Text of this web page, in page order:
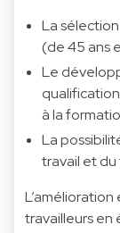
La
(de 45 ans
Le
à la
La
travail et du
travailleurs en